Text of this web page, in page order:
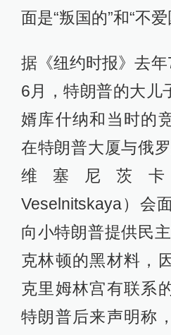
面是“叛国的”和“不爱
据《纽约时报》去
6月，特朗普的大儿
婿库什纳和当时的
在特朗普大厦与俄
维塞尼茨卡
Veselnitskaya）会
向小特朗普提供民
克林顿的黑材料，
克里姆林宫有联系
特朗普后来声明称